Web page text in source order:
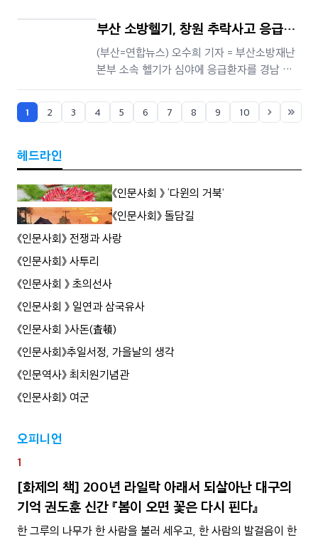
좋았겠지만 유해를 찾게 된다면 무슨 일이 벌
어진 건지 알 수 있겠죠." 한국전쟁에 참전했다
실종된 해럴드 다운스 미군 중위의 딸 도나 녹
스 씨는 7일(현지시간) 미 네브래스카주 오마
하에서 열린 전쟁포로·실종자 가족
부산 소방헬기, 창원 추락사고 응급환
자 수원으로 이송
(부산=연합뉴스) 오수희 기자 = 부산소방재난
본부 소속 헬기가 심야에 응급환자를 경남 창
원에서 경기 수원으로 이송했다. 8일 부산소방
에 따르면 7일 오후 11시 16분께 상황실에서 창
원에서 추락사고로 응급환자가 발생, 수원 아
대에서 이륙해 15분 만에 창원
1 2 3 4 5 6 7 8 9 10
헤드라인
《인문사회 》 ‘다윈의 거북’
《인문사회》 돌담길
《인문사회》 전쟁과 사랑
《인문사회》 사투리
《인문사회 》 초의선사
《인문사회 》 일연과 삼국유사
《인문사회 》사돈(査頓)
《인문사회》추일서정, 가을날의 생각
《인문역사》 최치원기념관
《인문사회》 여군
오피니언
1
[화제의 책] 200년 라일락 아래서 되살아난 대구의
기억 권도훈 신간 『봄이 오면 꽃은 다시 핀다』
한 그루의 나무가 한 사람을 불러 세우고, 한 사람의 발걸음이 한